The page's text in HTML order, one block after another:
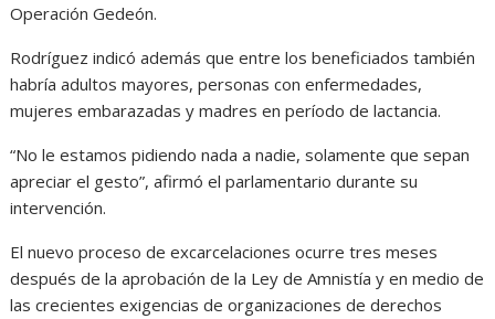
Operación Gedeón.
Rodríguez indicó además que entre los beneficiados también
habría adultos mayores, personas con enfermedades,
mujeres embarazadas y madres en período de lactancia.
“No le estamos pidiendo nada a nadie, solamente que sepan
apreciar el gesto”, afirmó el parlamentario durante su
intervención.
El nuevo proceso de excarcelaciones ocurre tres meses
después de la aprobación de la Ley de Amnistía y en medio de
las crecientes exigencias de organizaciones de derechos